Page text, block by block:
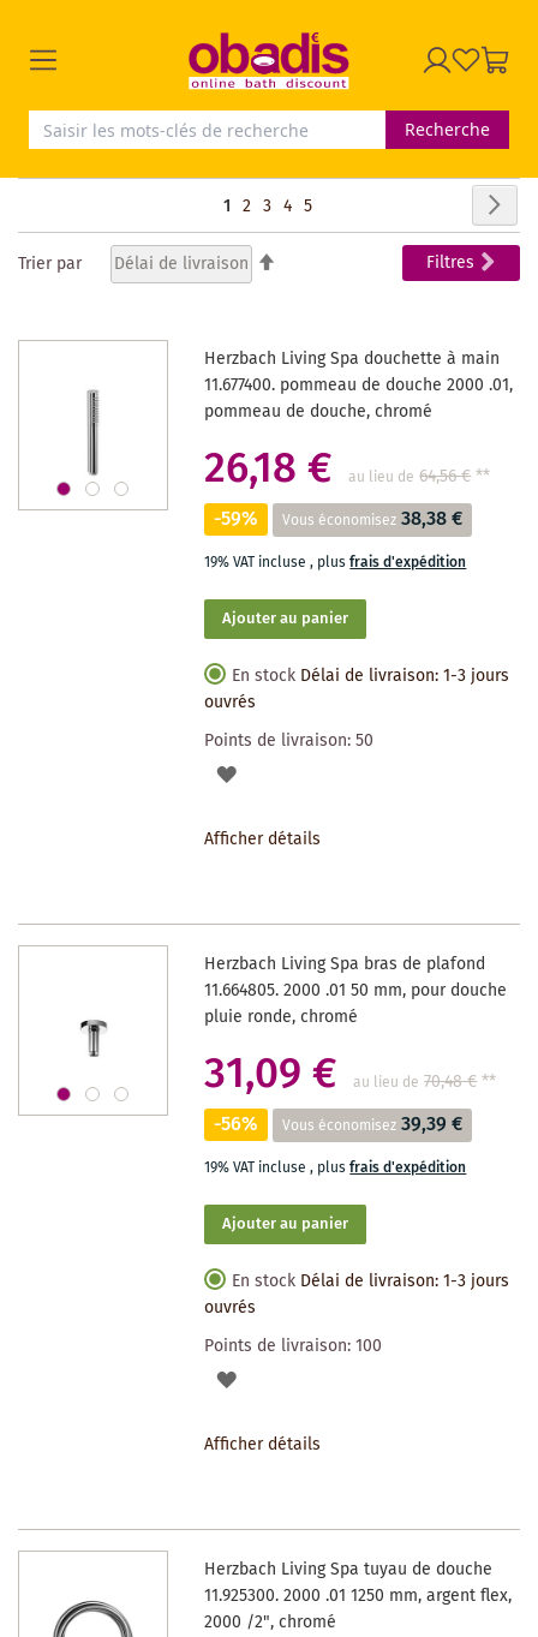
Recherche
Page
Vous
lisez
actuellement
page
1 Page
2 Page
3 Page
4 Page
5
Trier par Filtres
Herzbach Living Spa douchette à main
11.677400. pommeau de douche 2000 .01,
pommeau de douche, chromé
26,18 € au lieu de 64,56 €**
-59% Vous économisez 38,38 €
19% VAT incluse, plusfrais d'expédition
Ajouter au panier
En stock Délai de livraison: 1-3 jours
ouvrés
Points de livraison:50
AJOUTER
SOUHAITS
Afficher détails
Herzbach Living Spa bras de plafond
11.664805. 2000 .01 50 mm, pour douche
pluie ronde, chromé
31,09 € au lieu de 70,48 €**
-56% Vous économisez 39,39 €
19% VAT incluse, plusfrais d'expédition
Ajouter au panier
En stock Délai de livraison: 1-3 jours
ouvrés
Points de livraison:100
AJOUTER
SOUHAITS
Afficher détails
Herzbach Living Spa tuyau de douche
11.925300. 2000 .01 1250 mm, argent flex,
2000 /2", chromé